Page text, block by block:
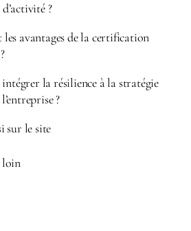
?
les avantages de la certification
la résilience à la stratégie
?
sur le site
loin